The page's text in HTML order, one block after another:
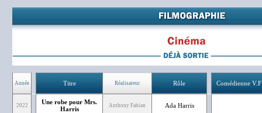
Année Titre Réalisateur Rôle Comédienne V.F
2022
Une robe pour Mrs.
Harris
Anthony Fabian
Ada Harris